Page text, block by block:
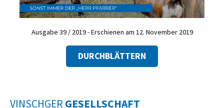
Ausgabe 39 / 2019 - Erschienen am 12. November 2019
DURCHBLÄTTERN
VINSCHGER GESELLSCHAFT